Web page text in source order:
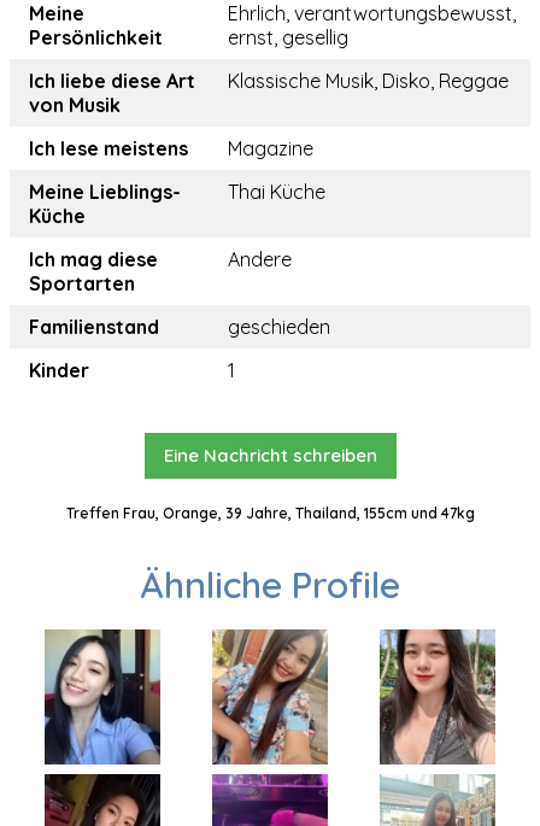
Meine
Persönlichkeit
Ehrlich, verantwortungsbewusst,
ernst, gesellig
Ich liebe diese Art
von Musik
Klassische Musik, Disko, Reggae
Ich lese meistens
Magazine
Meine Lieblings-
Küche
Thai Küche
Ich mag diese
Sportarten
Andere
Familienstand
geschieden
Kinder
1
Eine Nachricht schreiben
Treffen Frau, Orange, 39 Jahre, Thailand, 155cm und 47kg
Ähnliche Profile